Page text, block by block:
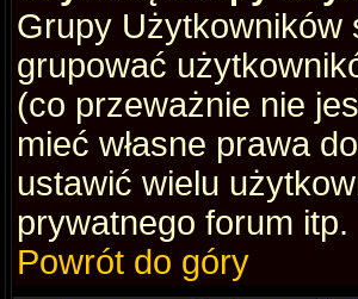
Grupy Użytkowników
grupować
(co przeważnie nie
mieć własne prawa
ustawić wielu
prywatnego forum itp.
Powrót do góry